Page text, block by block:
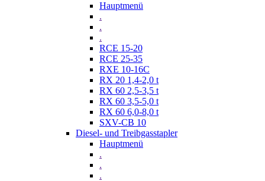
Hauptmenü
.
.
.
RCE 15-20
RCE 25-35
RXE 10-16C
RX 20 1,4-2,0 t
RX 60 2,5-3,5 t
RX 60 3,5-5,0 t
RX 60 6,0-8,0 t
SXV-CB 10
Diesel- und Treibgasstapler
Hauptmenü
.
.
.